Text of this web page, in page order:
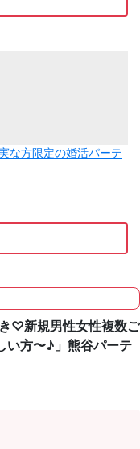
な方限定の婚活パーテ
♡新規男性女性複数ご
い方〜♪」熊谷パーテ